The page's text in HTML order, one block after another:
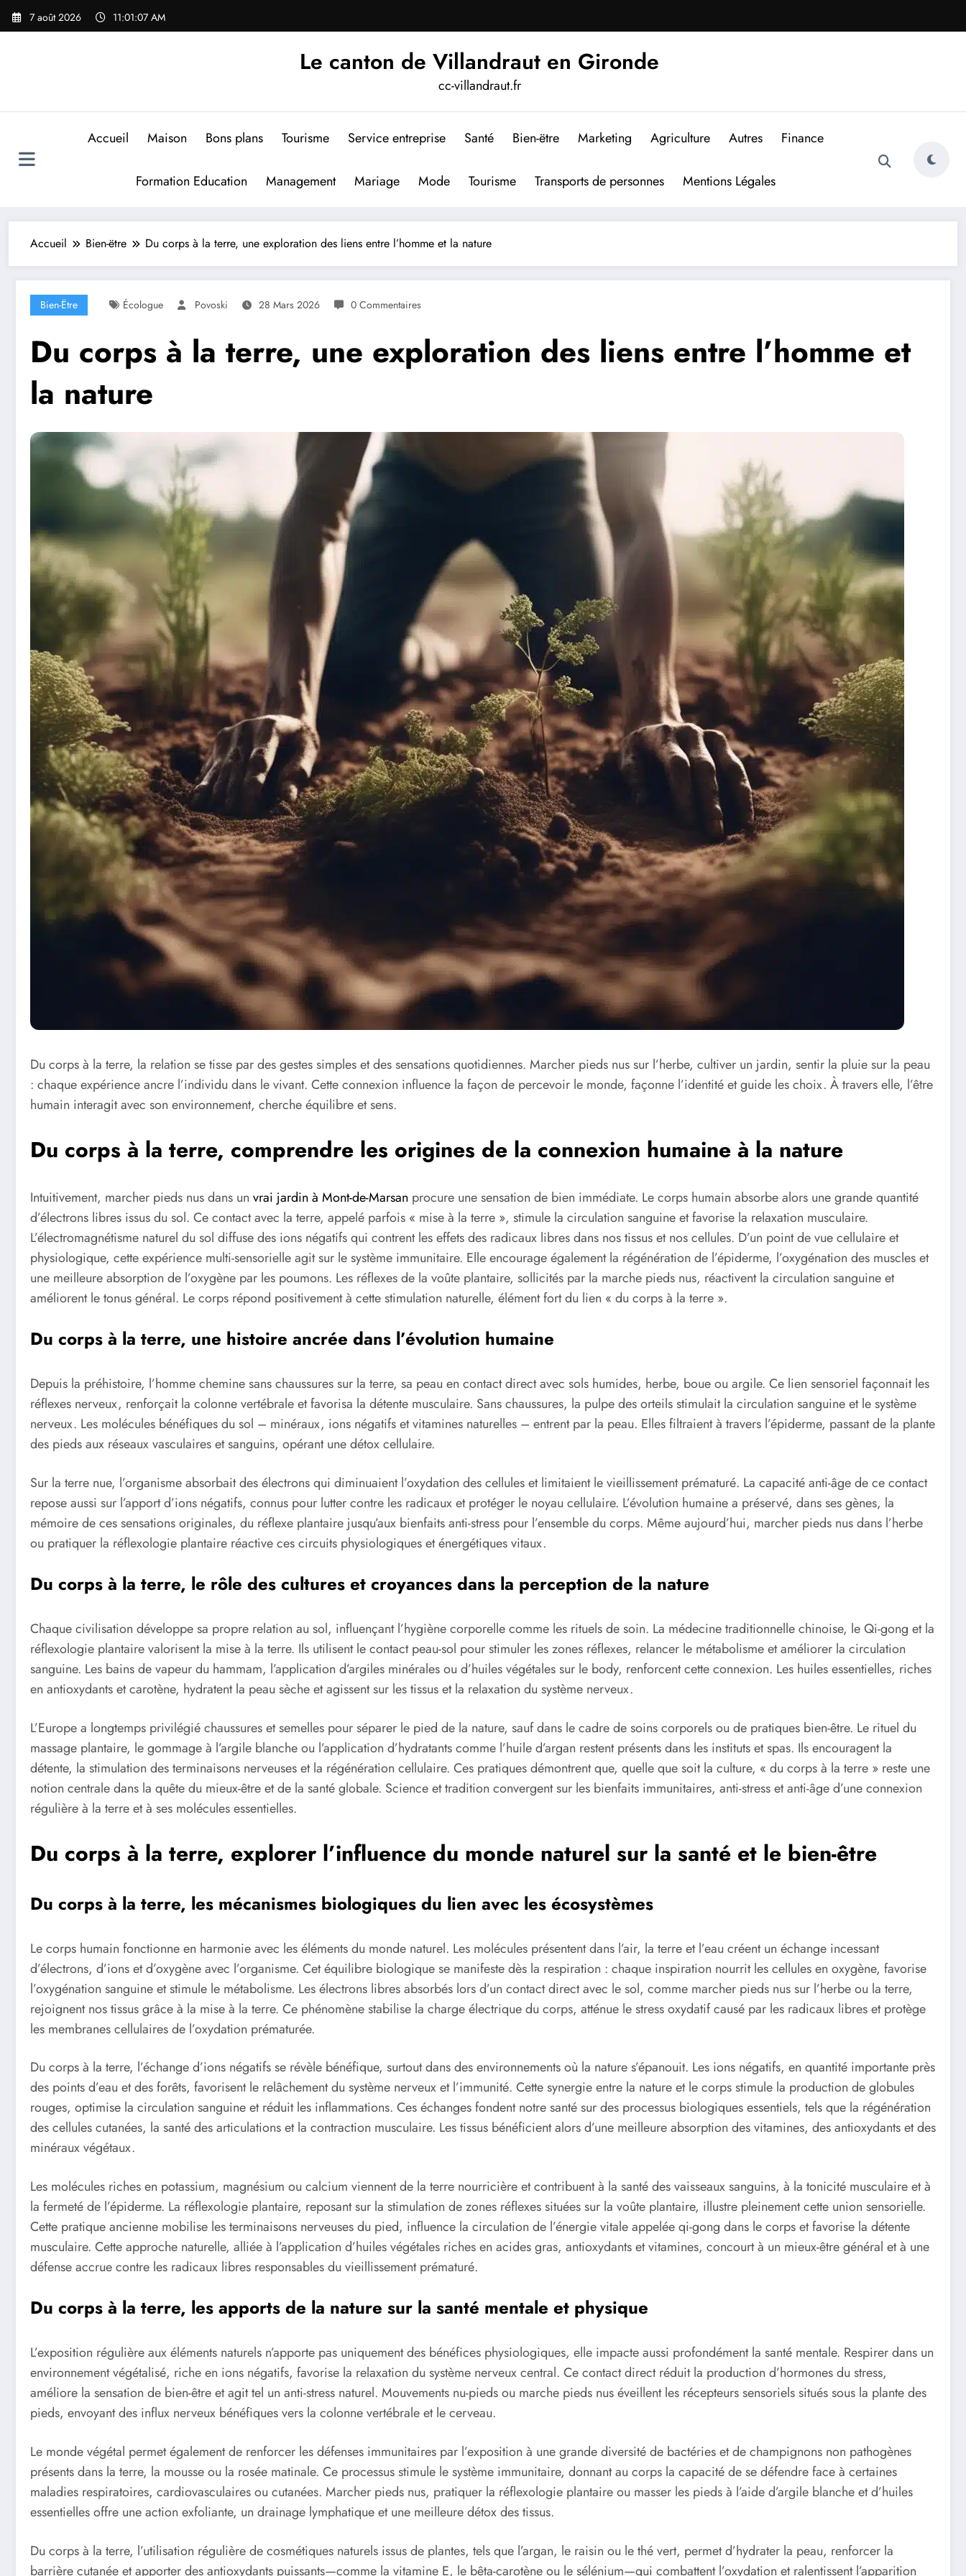
Aller
7 août 2026 11:01:08 AM
Le canton de Villandraut en Gironde
cc-villandraut.fr
Accueil Maison Bons plans Tourisme Service entreprise Santé Bien-ëtre Marketing Agriculture Autres Finance
Formation Education Management Mariage Mode Tourisme Transports de personnes Mentions Légales
Accueil Bien-ëtre Du corps à la terre, une exploration des liens entre l’homme et la nature
Bien-Ëtre Écologue Povoski 28 Mars 2026 0 Commentaires
Du corps à la terre, une exploration des liens entre l’homme et
la nature
Du corps à la terre, la relation se tisse par des gestes simples et des sensations quotidiennes. Marcher pieds nus sur l’herbe, cultiver un jardin, sentir la pluie sur la peau
: chaque expérience ancre l’individu dans le vivant. Cette connexion influence la façon de percevoir le monde, façonne l’identité et guide les choix. À travers elle, l’être
humain interagit avec son environnement, cherche équilibre et sens.
Du corps à la terre, comprendre les origines de la connexion humaine à la nature
Intuitivement, marcher pieds nus dans un vrai jardin à Mont-de-Marsan procure une sensation de bien immédiate. Le corps humain absorbe alors une grande quantité
d’électrons libres issus du sol. Ce contact avec la terre, appelé parfois « mise à la terre », stimule la circulation sanguine et favorise la relaxation musculaire.
L’électromagnétisme naturel du sol diffuse des ions négatifs qui contrent les effets des radicaux libres dans nos tissus et nos cellules. D’un point de vue cellulaire et
physiologique, cette expérience multi-sensorielle agit sur le système immunitaire. Elle encourage également la régénération de l’épiderme, l’oxygénation des muscles et
une meilleure absorption de l’oxygène par les poumons. Les réflexes de la voûte plantaire, sollicités par la marche pieds nus, réactivent la circulation sanguine et
améliorent le tonus général. Le corps répond positivement à cette stimulation naturelle, élément fort du lien « du corps à la terre ».
Du corps à la terre, une histoire ancrée dans l’évolution humaine
Depuis la préhistoire, l’homme chemine sans chaussures sur la terre, sa peau en contact direct avec sols humides, herbe, boue ou argile. Ce lien sensoriel façonnait les
réflexes nerveux, renforçait la colonne vertébrale et favorisa la détente musculaire. Sans chaussures, la pulpe des orteils stimulait la circulation sanguine et le système
nerveux. Les molécules bénéfiques du sol – minéraux, ions négatifs et vitamines naturelles – entrent par la peau. Elles filtraient à travers l’épiderme, passant de la plante
des pieds aux réseaux vasculaires et sanguins, opérant une détox cellulaire.
Sur la terre nue, l’organisme absorbait des électrons qui diminuaient l’oxydation des cellules et limitaient le vieillissement prématuré. La capacité anti-âge de ce contact
repose aussi sur l’apport d’ions négatifs, connus pour lutter contre les radicaux et protéger le noyau cellulaire. L’évolution humaine a préservé, dans ses gènes, la
mémoire de ces sensations originales, du réflexe plantaire jusqu’aux bienfaits anti-stress pour l’ensemble du corps. Même aujourd’hui, marcher pieds nus dans l’herbe
ou pratiquer la réflexologie plantaire réactive ces circuits physiologiques et énergétiques vitaux.
Du corps à la terre, le rôle des cultures et croyances dans la perception de la nature
Chaque civilisation développe sa propre relation au sol, influençant l’hygiène corporelle comme les rituels de soin. La médecine traditionnelle chinoise, le Qi-gong et la
réflexologie plantaire valorisent la mise à la terre. Ils utilisent le contact peau-sol pour stimuler les zones réflexes, relancer le métabolisme et améliorer la circulation
sanguine. Les bains de vapeur du hammam, l’application d’argiles minérales ou d’huiles végétales sur le body, renforcent cette connexion. Les huiles essentielles, riches
en antioxydants et carotène, hydratent la peau sèche et agissent sur les tissus et la relaxation du système nerveux.
L’Europe a longtemps privilégié chaussures et semelles pour séparer le pied de la nature, sauf dans le cadre de soins corporels ou de pratiques bien-être. Le rituel du
massage plantaire, le gommage à l’argile blanche ou l’application d’hydratants comme l’huile d’argan restent présents dans les instituts et spas. Ils encouragent la
détente, la stimulation des terminaisons nerveuses et la régénération cellulaire. Ces pratiques démontrent que, quelle que soit la culture, « du corps à la terre » reste une
notion centrale dans la quête du mieux-être et de la santé globale. Science et tradition convergent sur les bienfaits immunitaires, anti-stress et anti-âge d’une connexion
régulière à la terre et à ses molécules essentielles.
Du corps à la terre, explorer l’influence du monde naturel sur la santé et le bien-être
Du corps à la terre, les mécanismes biologiques du lien avec les écosystèmes
Le corps humain fonctionne en harmonie avec les éléments du monde naturel. Les molécules présentent dans l’air, la terre et l’eau créent un échange incessant
d’électrons, d’ions et d’oxygène avec l’organisme. Cet équilibre biologique se manifeste dès la respiration : chaque inspiration nourrit les cellules en oxygène, favorise
l’oxygénation sanguine et stimule le métabolisme. Les électrons libres absorbés lors d’un contact direct avec le sol, comme marcher pieds nus sur l’herbe ou la terre,
rejoignent nos tissus grâce à la mise à la terre. Ce phénomène stabilise la charge électrique du corps, atténue le stress oxydatif causé par les radicaux libres et protège
les membranes cellulaires de l’oxydation prématurée.
Du corps à la terre, l’échange d’ions négatifs se révèle bénéfique, surtout dans des environnements où la nature s’épanouit. Les ions négatifs, en quantité importante près
des points d’eau et des forêts, favorisent le relâchement du système nerveux et l’immunité. Cette synergie entre la nature et le corps stimule la production de globules
rouges, optimise la circulation sanguine et réduit les inflammations. Ces échanges fondent notre santé sur des processus biologiques essentiels, tels que la régénération
des cellules cutanées, la santé des articulations et la contraction musculaire. Les tissus bénéficient alors d’une meilleure absorption des vitamines, des antioxydants et des
minéraux végétaux.
Les molécules riches en potassium, magnésium ou calcium viennent de la terre nourricière et contribuent à la santé des vaisseaux sanguins, à la tonicité musculaire et à
la fermeté de l’épiderme. La réflexologie plantaire, reposant sur la stimulation de zones réflexes situées sur la voûte plantaire, illustre pleinement cette union sensorielle.
Cette pratique ancienne mobilise les terminaisons nerveuses du pied, influence la circulation de l’énergie vitale appelée qi-gong dans le corps et favorise la détente
musculaire. Cette approche naturelle, alliée à l’application d’huiles végétales riches en acides gras, antioxydants et vitamines, concourt à un mieux-être général et à une
défense accrue contre les radicaux libres responsables du vieillissement prématuré.
Du corps à la terre, les apports de la nature sur la santé mentale et physique
L’exposition régulière aux éléments naturels n’apporte pas uniquement des bénéfices physiologiques, elle impacte aussi profondément la santé mentale. Respirer dans un
environnement végétalisé, riche en ions négatifs, favorise la relaxation du système nerveux central. Ce contact direct réduit la production d’hormones du stress,
améliore la sensation de bien-être et agit tel un anti-stress naturel. Mouvements nu-pieds ou marche pieds nus éveillent les récepteurs sensoriels situés sous la plante des
pieds, envoyant des influx nerveux bénéfiques vers la colonne vertébrale et le cerveau.
Le monde végétal permet également de renforcer les défenses immunitaires par l’exposition à une grande diversité de bactéries et de champignons non pathogènes
présents dans la terre, la mousse ou la rosée matinale. Ce processus stimule le système immunitaire, donnant au corps la capacité de se défendre face à certaines
maladies respiratoires, cardiovasculaires ou cutanées. Marcher pieds nus, pratiquer la réflexologie plantaire ou masser les pieds à l’aide d’argile blanche et d’huiles
essentielles offre une action exfoliante, un drainage lymphatique et une meilleure détox des tissus.
Du corps à la terre, l’utilisation régulière de cosmétiques naturels issus de plantes, tels que l’argan, le raisin ou le thé vert, permet d’hydrater la peau, renforcer la
barrière cutanée et apporter des antioxydants puissants—comme la vitamine E, le bêta-carotène ou le sélénium—qui combattent l’oxydation et ralentissent l’apparition